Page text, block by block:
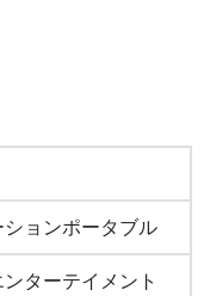
ョンポータブル
ターテイメント